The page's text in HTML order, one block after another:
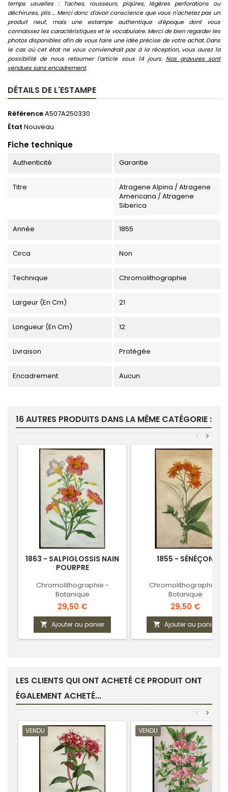
temps usuelles : Taches, rousseurs, piqûres, légères perforations ou
déchirures, plis ... Merci donc d'avoir conscience que vous n'achetez pas un
produit neuf, mais une estampe authentique d'époque dont vous
connaissez les caractéristiques et le vocabulaire. Merci de bien regarder les
photos disponibles afin de vous faire une idée précise de votre achat. Dans
le cas où cet état ne vous conviendrait pas à la réception, vous aurez la
possibilité de nous retourner l'article sous 14 jours. Nos gravures sont
vendues sans encadrement.
DÉTAILS DE L'ESTAMPE
RéférenceA507A250330
État Nouveau
Fiche technique
Authenticité Garantie
Titre
Atragene Alpina / Atragene
Americana / Atragene
Siberica
Année 1855
Circa Non
Technique Chromolithographie
Largeur (en Cm) 21
Longueur (en Cm) 12
Livraison Protégée
Encadrement Aucun
16 AUTRES PRODUITS DANS LA MÊME CATÉGORIE :
>
<
1863 - SALPIGLOSSIS NAIN
POURPRE
Chromolithographie -
Botanique
Prix
29,50 €
 Ajouter au panier
1855 - SÉNÉÇON
Chromolithographie -
Botanique
Prix
29,50 €
 Ajouter au panier
LES CLIENTS QUI ONT ACHETÉ CE PRODUIT ONT
ÉGALEMENT ACHETÉ...
>
<
VENDU VENDU